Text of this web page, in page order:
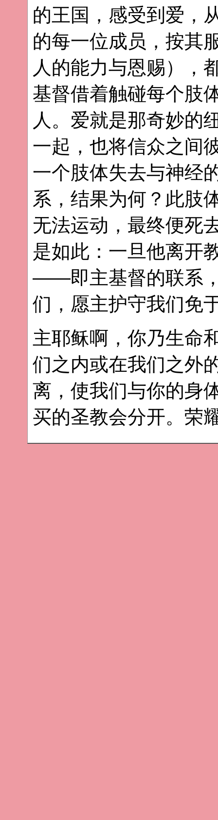
的王国，感受到爱，
的每一位成员，按其
人的能力与恩赐），
基督借着触碰每个肢
人。爱就是那奇妙的
一起，也将信众之间
一个肢体失去与神经
系，结果为何？此肢
无法运动，最终便死
是如此：一旦他离开
——即主基督的联系
们，愿主护守我们免
主耶稣啊，你乃生命
们之内或在我们之外
离，使我们与你的
买的圣教会分开。荣